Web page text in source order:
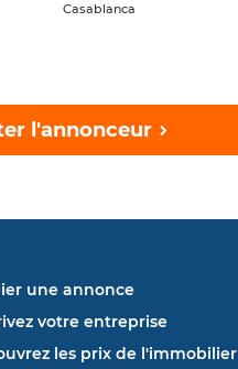
Casablanca
l'annonceur
une annonce
votre entreprise
les prix de l'immobilier